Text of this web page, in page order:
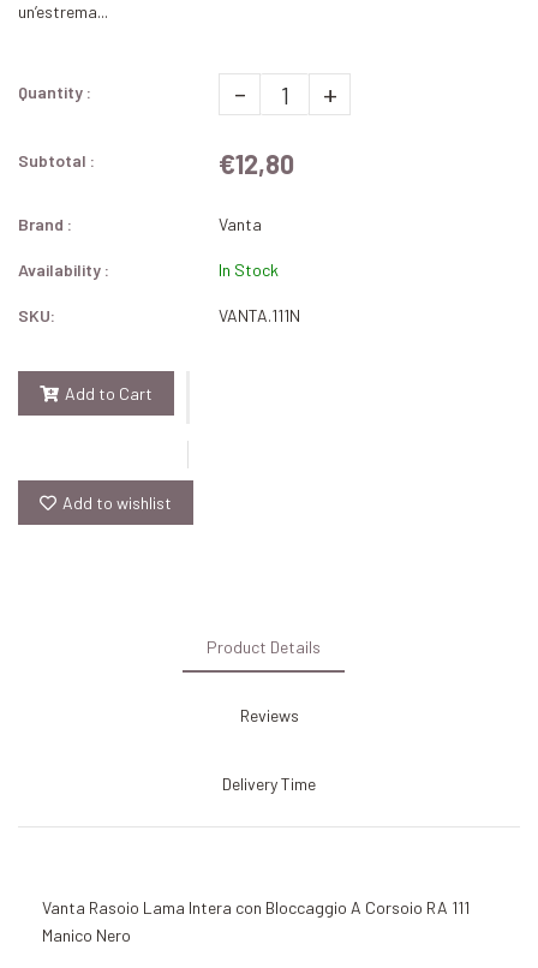
un’estrema...
Quantity : - +
Subtotal : €12,80
Brand : Vanta
Availability : In Stock
SKU: VANTA.111N
Add to Cart
Add to wishlist
Product Details
Reviews
Delivery Time
Vanta Rasoio Lama Intera con Bloccaggio A Corsoio RA 111
Manico Nero